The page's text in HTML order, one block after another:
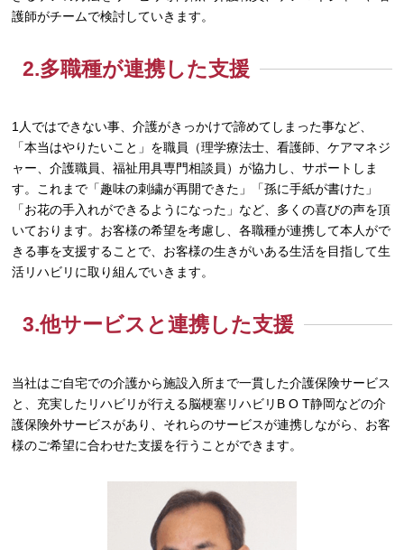
護師がチームで検討していきます。
2.多職種が連携した支援
1人ではできない事、介護がきっかけで諦めてしまった事など、
「本当はやりたいこと」を職員（理学療法士、看護師、ケアマネジ
ャー、介護職員、福祉用具専門相談員）が協力し、サポートしま
す。これまで「趣味の刺繍が再開できた」「孫に手紙が書けた」
「お花の手入れができるようになった」など、多くの喜びの声を頂
いております。お客様の希望を考慮し、各職種が連携して本人がで
きる事を支援することで、お客様の生きがいある生活を目指して生
活リハビリに取り組んでいきます。
3.他サービスと連携した支援
当社はご自宅での介護から施設入所まで一貫した介護保険サービス
と、充実したリハビリが行える脳梗塞リハビリB O T静岡などの介
護保険外サービスがあり、それらのサービスが連携しながら、お客
様のご希望に合わせた支援を行うことができます。